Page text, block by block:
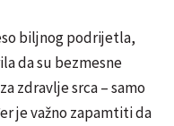
biljnog podrijetla,
da su bezmesne
zdravlje srca – samo
je važno zapamtiti da